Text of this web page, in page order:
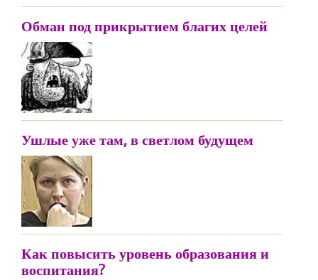
Обман под прикрытием благих целей
Ушлые уже там, в светлом будущем
Как повысить уровень образования и
воспитания?